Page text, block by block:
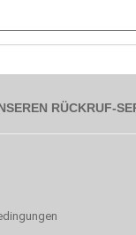
RÜCKRUF-